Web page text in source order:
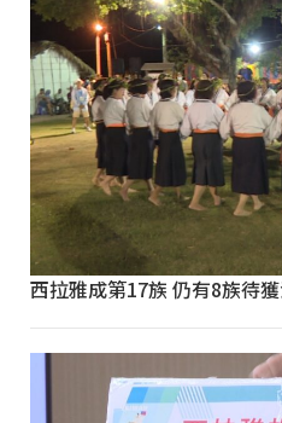
西拉雅成第17族 仍有8族待